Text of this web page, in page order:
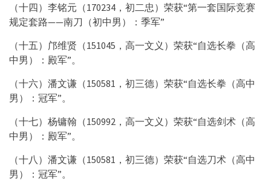
（十四）李铭元（170234，初二忠）荣获“第一套国际竞赛
规定套路——南刀（初中男）：季军”
（十五）邝维贤（151045，高一文义）荣获“自选长拳（高
中男）：殿军”。
（十六）潘文谦（150581，初三德）荣获“自选长拳（高中
男）：冠军”。
（十七）杨镛翰（150992，高一文义）荣获“自选剑术（高
中男）：殿军”。
（十八）潘文谦（150581，初三德）荣获“自选刀术（高中
男）：冠军”。